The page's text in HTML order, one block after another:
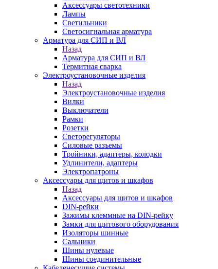
Аксессуары светотехники
Лампы
Светильники
Светосигнальная арматура
Арматура для СИП и ВЛ
Назад
Арматура для СИП и ВЛ
Термитная сварка
Электроустановочные изделия
Назад
Электроустановочные изделия
Вилки
Выключатели
Рамки
Розетки
Светорегуляторы
Силовые разъемы
Тройники, адаптеры, колодки
Удлинители, адаптеры
Электропатроны
Аксессуары для щитов и шкафов
Назад
Аксессуары для щитов и шкафов
DIN-рейки
Зажимы клеммные на DIN-рейку
Замки для щитового оборудования
Изоляторы шинные
Сальники
Шины нулевые
Шины соединительные